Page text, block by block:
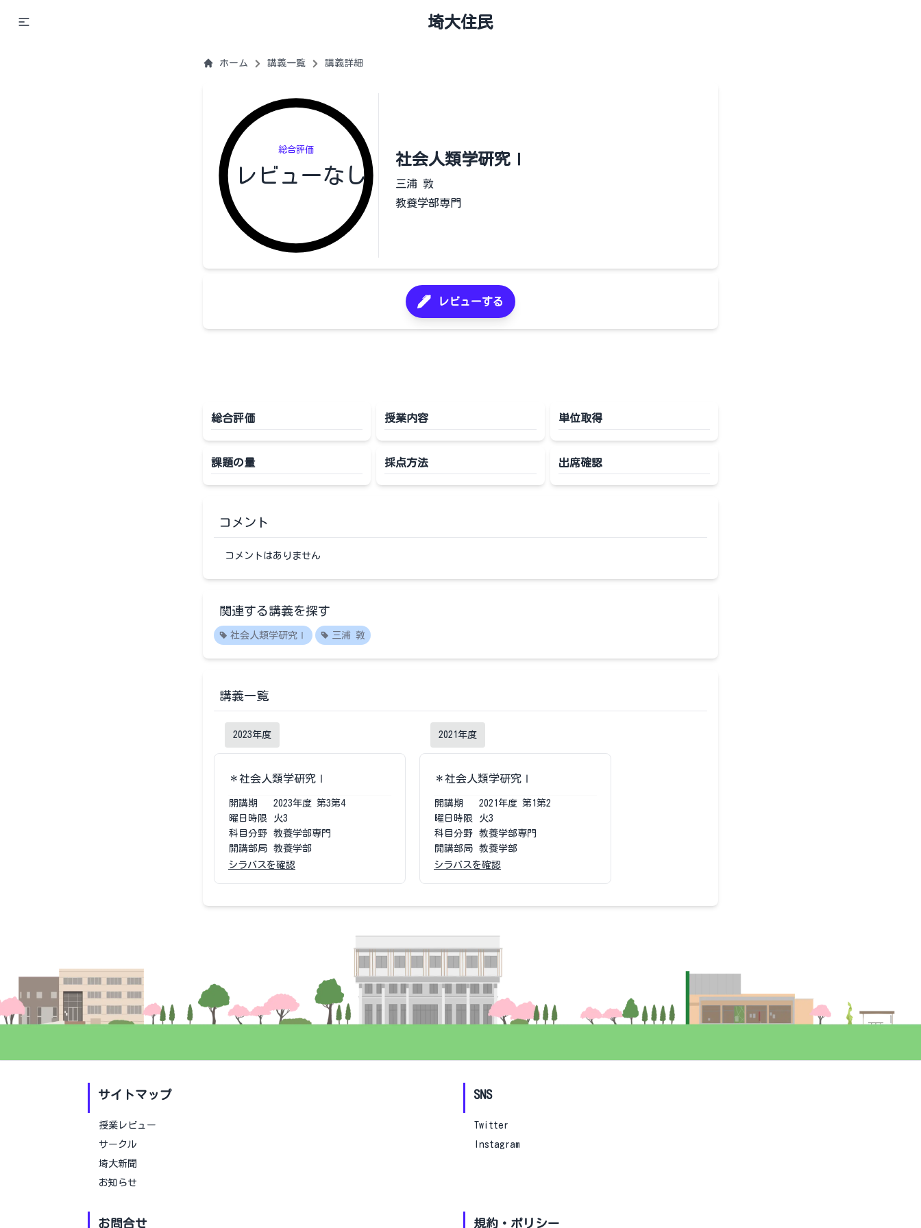
埼大住民
ホーム 講義一覧 講義詳細
総合評価
レビューなし
社会人類学研究Ⅰ
三浦 敦
教養学部専門
レビューする
総合評価 授業内容 単位取得
課題の量 採点方法 出席確認
コメント
コメントはありません
関連する講義を探す
社会人類学研究Ⅰ 三浦 敦
講義一覧
2023年度
＊社会人類学研究Ⅰ
開講期 2023年度 第3第4
曜日時限
火3
科目分野
教養学部専門
開講部局
教養学部
シラバスを確認
2021 年度
＊社会人類学研究Ⅰ
開講期 2021 年度 第1第2
曜日時限
火3
科目分野
教養学部専門
開講部局
教養学部
シラバスを確認
サイトマップ
授業レビュー
サークル
埼大新聞
お知らせ
SNS
Twitter
Instagram
お問合せ 規約・ポリシー